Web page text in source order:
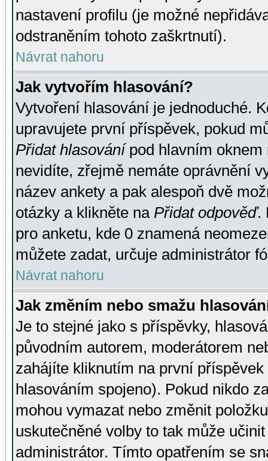
nastavení profilu (je možné
odstraněním tohoto zaškrtnutí).
Návrat nahoru
Jak vytvořím hlasování?
Vytvoření hlasování je jednoduché.
upravujete první příspěvek, pokud
Přidat hlasovánípod hlavním oknem
nevidíte, zřejmě nemáte oprávnění
název ankety a pak alespoň dvě
otázky a klikněte na Přidat odpověď.
pro anketu, kde 0 znamená
můžete zadat, určuje administrátor
Návrat nahoru
Jak změním nebo smažu
Je to stejné jako s příspěvky,
původním autorem, moderátorem
zahájíte kliknutím na první
hlasováním spojeno). Pokud nikdo
mohou vymazat nebo změnit
uskutečněné volby to tak může
administrátor. Tímto opatřením se